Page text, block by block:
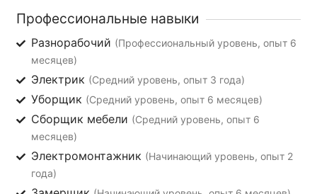
Профессиональные навыки
Разнорабочий (Профессиональный уровень, опыт 6
месяцев)
Электрик (Средний уровень, опыт 3 года)
Уборщик (Средний уровень, опыт 6 месяцев)
Сборщик мебели (Средний уровень, опыт 6
месяцев)
Электромонтажник (Начинающий уровень, опыт 2
года)